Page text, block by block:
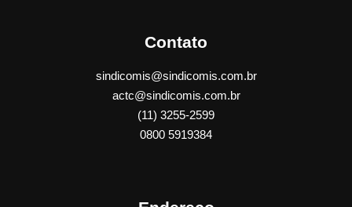
Contato
sindicomis@sindicomis.com.br
actc@sindicomis.com.br
(11) 3255-2599
0800 5919384